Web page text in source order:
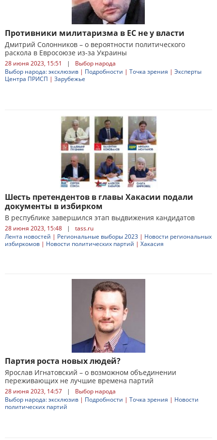
Противники милитаризма в ЕС не у власти
Дмитрий Солонников – о вероятности политического
раскола в Евросоюзе из-за Украины
28 июня 2023, 15:51 |
Выбор народа
Выбор народа: эксклюзив | Подробности | Точка зрения | Эксперты
Центра ПРИСП | Зарубежье
Шесть претендентов в главы Хакасии подали
документы в избирком
В республике завершился этап выдвижения кандидатов
28 июня 2023, 15:48 |
tass.ru
Лента новостей | Региональные выборы 2023 | Новости региональных
избиркомов | Новости политических партий | Хакасия
Партия роста новых людей?
Ярослав Игнатовский – о возможном объединении
переживающих не лучшие времена партий
28 июня 2023, 14:57 |
Выбор народа
Выбор народа: эксклюзив | Подробности | Точка зрения | Новости
политических партий